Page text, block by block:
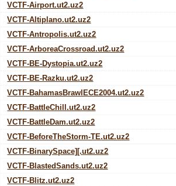
VCTF-Airport.ut2.uz2
VCTF-Altiplano.ut2.uz2
VCTF-Antropolis.ut2.uz2
VCTF-ArboreaCrossroad.ut2.uz2
VCTF-BE-Dystopia.ut2.uz2
VCTF-BE-Razku.ut2.uz2
VCTF-BahamasBrawlECE2004.ut2.uz2
VCTF-BattleChill.ut2.uz2
VCTF-BattleDam.ut2.uz2
VCTF-BeforeTheStorm-TE.ut2.uz2
VCTF-BinarySpace][.ut2.uz2
VCTF-BlastedSands.ut2.uz2
VCTF-Blitz.ut2.uz2